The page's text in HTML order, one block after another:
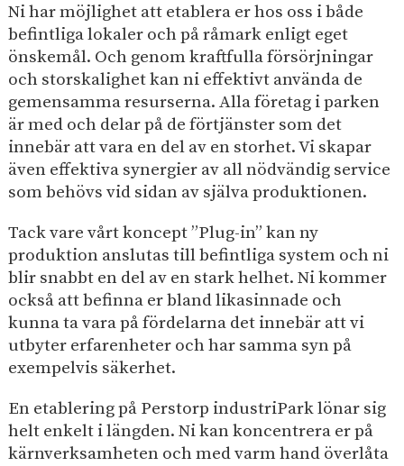
Ni har möjlighet att etablera er hos oss i både
befintliga lokaler och på råmark enligt eget
önskemål. Och genom kraftfulla försörjningar
och storskalighet kan ni effektivt använda de
gemensamma resurserna. Alla företag i parken
är med och delar på de förtjänster som det
innebär att vara en del av en storhet. Vi skapar
även effektiva synergier av all nödvändig service
som behövs vid sidan av själva produktionen.
Tack vare vårt koncept ”Plug-in” kan ny
produktion anslutas till befintliga system och ni
blir snabbt en del av en stark helhet. Ni kommer
också att befinna er bland likasinnade och
kunna ta vara på fördelarna det innebär att vi
utbyter erfarenheter och har samma syn på
exempelvis säkerhet.
En etablering på Perstorp industriPark lönar sig
helt enkelt i längden. Ni kan koncentrera er på
kärnverksamheten och med varm hand överlåta